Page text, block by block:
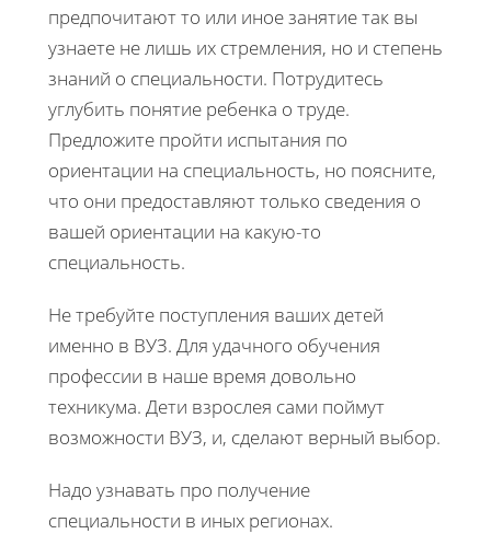
предпочитают то или иное занятие так вы
узнаете не лишь их стремления, но и степень
знаний о специальности. Потрудитесь
углубить понятие ребенка о труде.
Предложите пройти испытания по
ориентации на специальность, но поясните,
что они предоставляют только сведения о
вашей ориентации на какую-то
специальность.
Не требуйте поступления ваших детей
именно в ВУЗ. Для удачного обучения
профессии в наше время довольно
техникума. Дети взрослея сами поймут
возможности ВУЗ, и, сделают верный выбор.
Надо узнавать про получение
специальности в иных регионах.